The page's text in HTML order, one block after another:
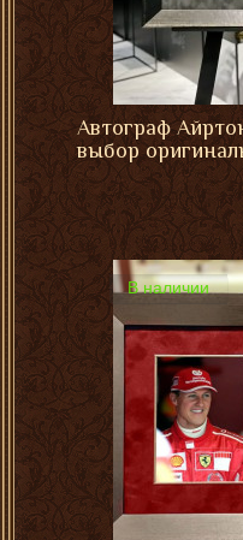
Автограф
выбор
В наличии